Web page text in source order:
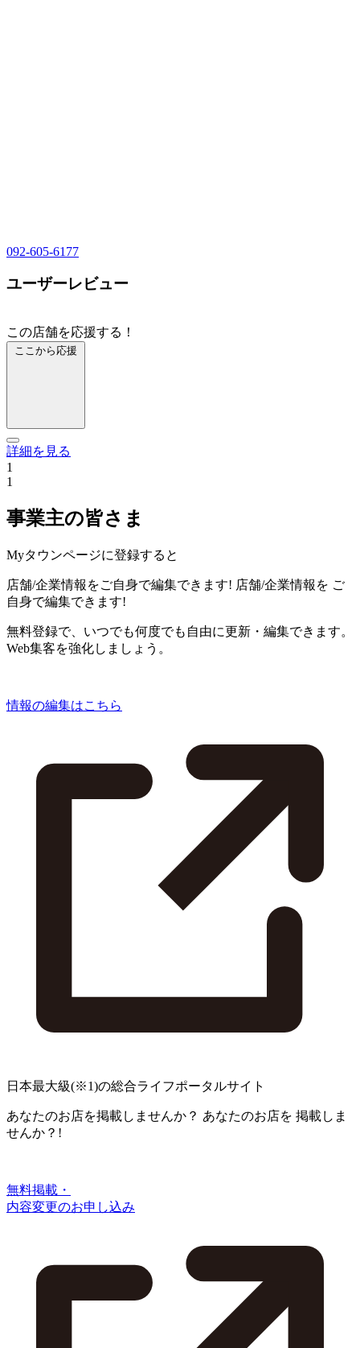
092-605-6177
ユーザーレビュー
この店舗を応援する！
ここから応援
詳細を見る
1
1
事業主の皆さま
Myタウンページに登録すると
店舗/企業情報をご自身で編集できます! 店舗/企業情報を ご
自身で編集できます!
無料登録で、いつでも何度でも自由に更新・編集できます。
Web集客を強化しましょう。
情報の編集はこちら
日本最大級(※1)の総合ライフポータルサイト
あなたのお店を掲載しませんか？ あなたのお店を 掲載しま
せんか？!
無料掲載・
内容変更のお申し込み